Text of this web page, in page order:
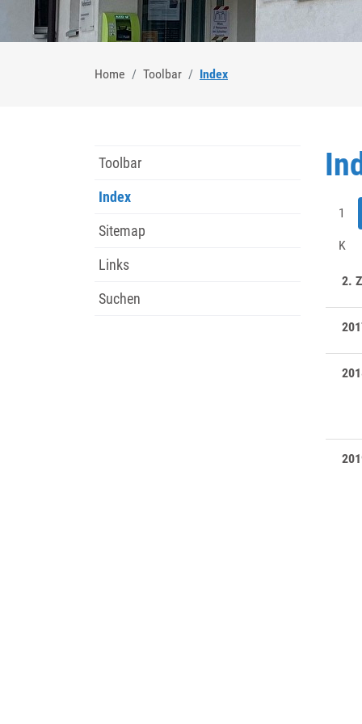
Home Toolbar Index(ausgewählt)
Toolbar
Index
Sitemap
Links
Suchen
1
K
2.